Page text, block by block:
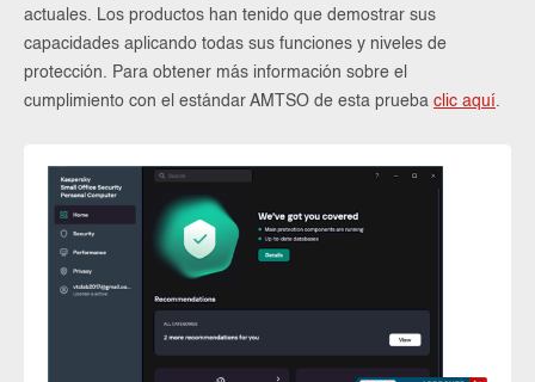
actuales. Los productos han tenido que demostrar sus
capacidades aplicando todas sus funciones y niveles de
protección. Para obtener más información sobre el
cumplimiento con el estándar AMTSO de esta prueba clic aquí.